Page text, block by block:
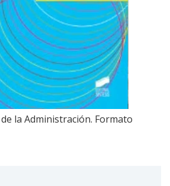
la Administración. Formato